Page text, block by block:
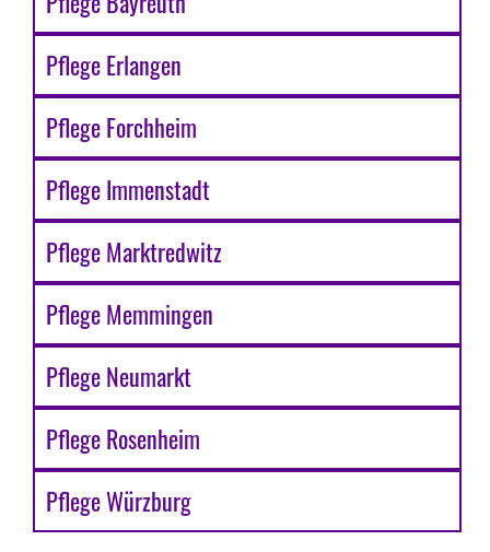
Pflege Erlangen
Pflege Forchheim
Pflege Immenstadt
Pflege Marktredwitz
Pflege Memmingen
Pflege Neumarkt
Pflege Rosenheim
Pflege Würzburg